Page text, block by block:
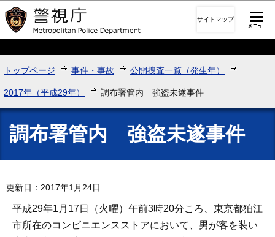
このページの本文へ移動
サイトマップ
トップページ 事件・事故 公開捜査一覧（発生年）
2017年（平成29年） 調布署管内 強盗未遂事件
調布署管内 強盗未遂事件
更新日：2017年1月24日
平成29年1月17日（火曜）午前3時20分ころ、東京都狛江
市所在のコンビニエンスストアにおいて、男が客を装い